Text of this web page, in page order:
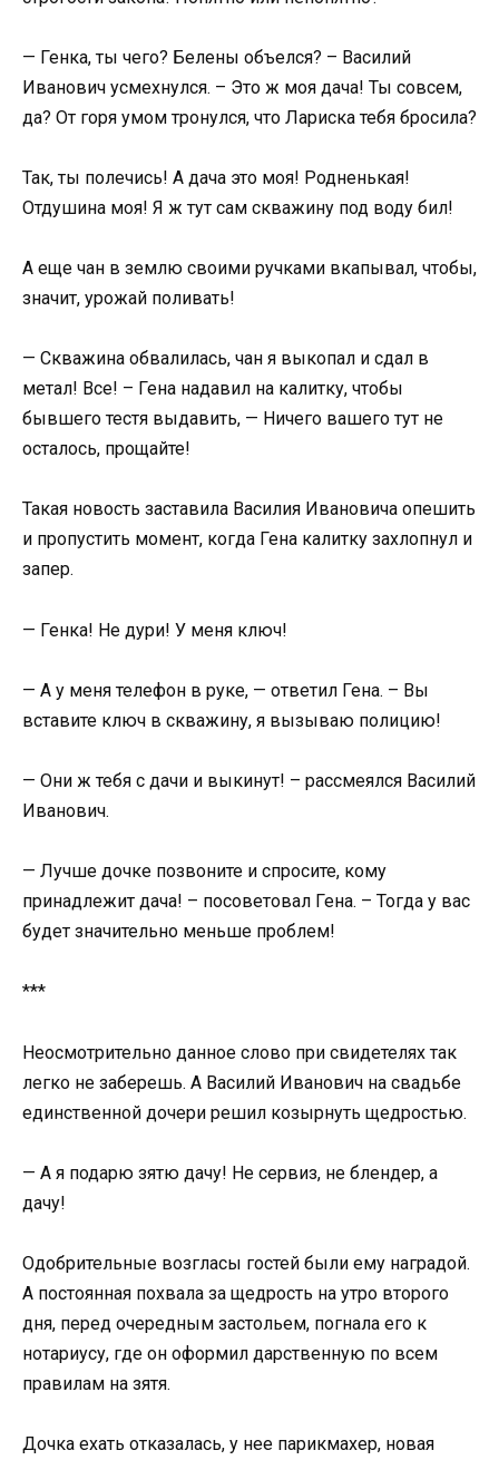
— Генка, ты чего? Белены объелся? – Василий
Иванович усмехнулся. – Это ж моя дача! Ты совсем,
да? От горя умом тронулся, что Лариска тебя бросила?
Так, ты полечись! А дача это моя! Родненькая!
Отдушина моя! Я ж тут сам скважину под воду бил!
А еще чан в землю своими ручками вкапывал, чтобы,
значит, урожай поливать!
— Скважина обвалилась, чан я выкопал и сдал в
метал! Все! – Гена надавил на калитку, чтобы
бывшего тестя выдавить, — Ничего вашего тут не
осталось, прощайте!
Такая новость заставила Василия Ивановича опешить
и пропустить момент, когда Гена калитку захлопнул и
запер.
— Генка! Не дури! У меня ключ!
— А у меня телефон в руке, — ответил Гена. – Вы
вставите ключ в скважину, я вызываю полицию!
— Они ж тебя с дачи и выкинут! – рассмеялся Василий
Иванович.
— Лучше дочке позвоните и спросите, кому
принадлежит дача! – посоветовал Гена. – Тогда у вас
будет значительно меньше проблем!
***
Неосмотрительно данное слово при свидетелях так
легко не заберешь. А Василий Иванович на свадьбе
единственной дочери решил козырнуть щедростью.
— А я подарю зятю дачу! Не сервиз, не блендер, а
дачу!
Одобрительные возгласы гостей были ему наградой.
А постоянная похвала за щедрость на утро второго
дня, перед очередным застольем, погнала его к
нотариусу, где он оформил дарственную по всем
правилам на зятя.
Дочка ехать отказалась, у нее парикмахер, новая